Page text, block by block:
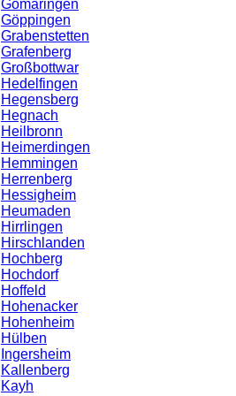
Gomaringen
Göppingen
Grabenstetten
Grafenberg
Großbottwar
Hedelfingen
Hegensberg
Hegnach
Heilbronn
Heimerdingen
Hemmingen
Herrenberg
Hessigheim
Heumaden
Hirrlingen
Hirschlanden
Hochberg
Hochdorf
Hoffeld
Hohenacker
Hohenheim
Hülben
Ingersheim
Kallenberg
Kayh